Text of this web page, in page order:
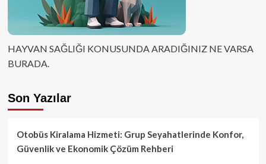
HAYVAN SAĞLIĞI KONUSUNDA ARADIĞINIZ NE VARSA
BURADA.
Son Yazılar
Otobüs Kiralama Hizmeti: Grup Seyahatlerinde Konfor,
Güvenlik ve Ekonomik Çözüm Rehberi